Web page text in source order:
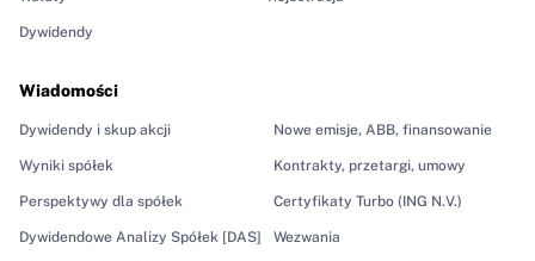
Dywidendy
Wiadomości
Dywidendy i skup akcji
Wyniki spółek
Perspektywy dla spółek
Dywidendowe Analizy Spółek [DAS]
Nowe emisje, ABB, finansowanie
Kontrakty, przetargi, umowy
Certyfikaty Turbo (ING N.V.)
Wezwania